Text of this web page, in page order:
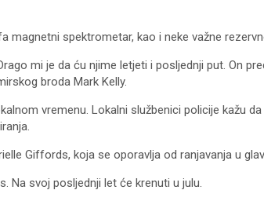
spektrometar, kao i neke važne
mi je da ću njime letjeti i posljednji put. On
broda Mark Kelly.
vremenu. Lokalni službenici policije kažu
Giffords, koja se oporavlja od ranjavanja u
Na svoj posljednji let će krenuti u julu.